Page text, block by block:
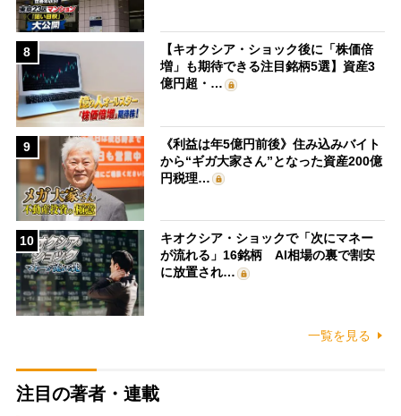
8
【キオクシア・ショック後に「株価倍
増」も期待できる注目銘柄5選】資産3
億円超・…
9
《利益は年5億円前後》住み込みバイト
から“ギガ大家さん”となった資産200億
円税理…
10
キオクシア・ショックで「次にマネー
が流れる」16銘柄 AI相場の裏で割安
に放置され…
一覧を見る
注目の著者・連載